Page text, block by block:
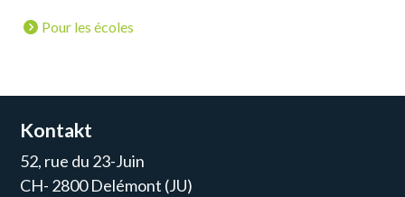
Pour les écoles
Kontakt
52, rue du 23-Juin
CH- 2800 Delémont (JU)